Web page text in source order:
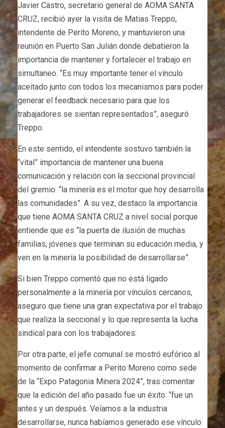
Javier Castro, secretario general de AOMA SANTA
CRUZ, recibió ayer la visita de Matias Treppo,
intendente de Perito Moreno, y mantuvieron una
reunión en Puerto San Julián donde debatieron la
importancia de mantener y fortalecer el trabajo en
simultaneo. “Es muy importante tener el vínculo
aceitado junto con todos los mecanismos para poder
generar el feedback necesario para que los
trabajadores se sientan representados”, aseguró
Treppo.
En este sentido, el intendente sostuvo también la
“vital” importancia de mantener una buena
comunicación y relación con la seccional provincial
del gremio: “la minería es el motor que hoy desarrolla
las comunidades”. A su vez, destaco la importancia
que tiene AOMA SANTA CRUZ a nivel social porque
entiende que es “la puerta de ilusión de muchas
familias; jóvenes que terminan su educación media, y
ven en la minería la posibilidad de desarrollarse”.
Si bien Treppo comentó que no está ligado
personalmente a la minería por vínculos cercanos,
aseguro que tiene una gran expectativa por el trabajo
que realiza la seccional y lo que representa la lucha
sindical para con los trabajadores:
Por otra parte, el jefe comunal se mostró eufórico al
momento de confirmar a Perito Moreno como sede
de la “Expo Patagonia Minera 2024”, tras comentar
que la edición del año pasado fue un éxito: “fue un
antes y un después. Veíamos a la industria
desarrollarse, nunca habíamos generado ese vínculo